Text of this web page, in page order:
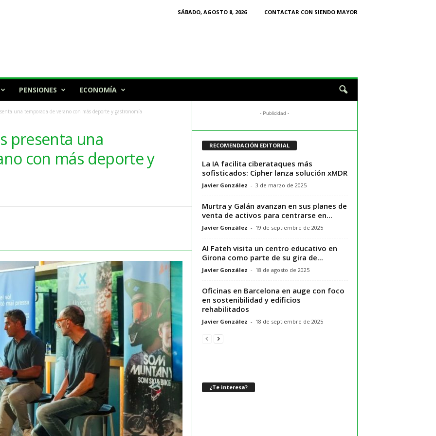
SÁBADO, AGOSTO 8, 2026
CONTACTAR CON SIENDO MAYOR
PENSIONES ECONOMÍA
una temporada de verano con más deporte y gastronomía
presenta una
con más deporte y
- Publicidad -
RECOMENDACIÓN EDITORIAL
La IA facilita ciberataques más
sofisticados: Cipher lanza solución xMDR
Javier González - 3 de marzo de 2025
Murtra y Galán avanzan en sus planes de
venta de activos para centrarse en...
Javier González - 19 de septiembre de 2025
Al Fateh visita un centro educativo en
Girona como parte de su gira de...
Javier González - 18 de agosto de 2025
Oficinas en Barcelona en auge con foco
en sostenibilidad y edificios
rehabilitados
Javier González - 18 de septiembre de 2025
¿Te interesa?